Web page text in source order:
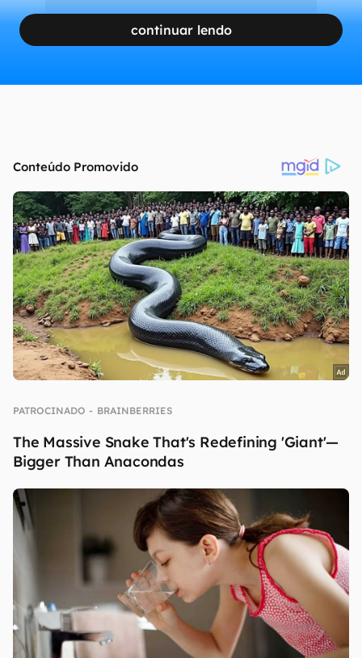
continuar lendo